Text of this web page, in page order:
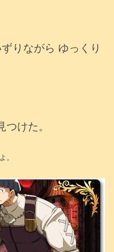
りながら ゆっくり
けた。
。